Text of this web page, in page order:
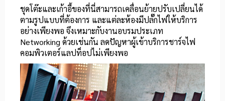
ชุดโต๊ะและเก้าอี้ของที่นี่สามารถเคลื่อนย้ายปรับเปลี่ยนได้
ตามรูปแบบที่ต้องการ และแต่ละห้องมีปลั๊กไฟให้บริการ
อย่างเพียงพอ จึงเหมาะกับงานอบรมประเภท
Networking ด้วยเช่นกัน ลดปัญหาผู้เข้าบริการชาร์จไฟ
คอมพิวเตอร์แลปท็อปไม่เพียงพอ